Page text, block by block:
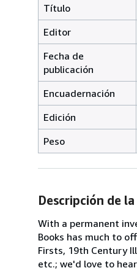
Título
Editor
Fecha de
publicación
Encuadernación
Edición
Peso
Descripción de
With a permanent
Books has much to
Firsts, 19th Century
etc.; we'd love to